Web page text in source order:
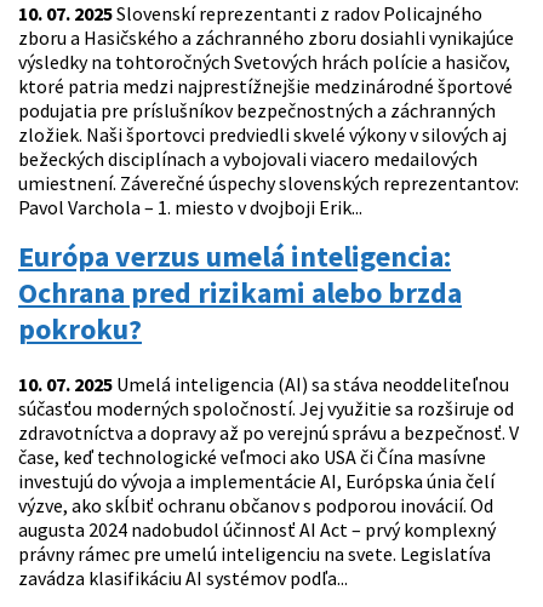
10. 07. 2025Slovenskí reprezentanti z radov Policajného
zboru a Hasičského a záchranného zboru dosiahli vynikajúce
výsledky na tohtoročných Svetových hrách polície a hasičov,
ktoré patria medzi najprestížnejšie medzinárodné športové
podujatia pre príslušníkov bezpečnostných a záchranných
zložiek. Naši športovci predviedli skvelé výkony v silových aj
bežeckých disciplínach a vybojovali viacero medailových
umiestnení. Záverečné úspechy slovenských reprezentantov:
Pavol Varchola – 1. miesto v dvojboji Erik...
Európa verzus umelá inteligencia:
Ochrana pred rizikami alebo brzda
pokroku?
10. 07. 2025 Umelá inteligencia (AI) sa stáva neoddeliteľnou
súčasťou moderných spoločností. Jej využitie sa rozširuje od
zdravotníctva a dopravy až po verejnú správu a bezpečnosť. V
čase, keď technologické veľmoci ako USA či Čína masívne
investujú do vývoja a implementácie AI, Európska únia čelí
výzve, ako skĺbiť ochranu občanov s podporou inovácií. Od
augusta 2024 nadobudol účinnosť AI Act – prvý komplexný
právny rámec pre umelú inteligenciu na svete. Legislatíva
zavádza klasifikáciu AI systémov podľa...